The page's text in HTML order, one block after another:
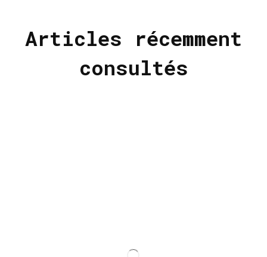
Articles récemment
consultés